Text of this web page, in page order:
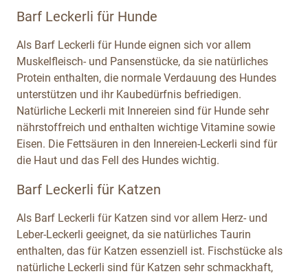
Barf Leckerli für Hunde
Als Barf Leckerli für Hunde eignen sich vor allem
Muskelfleisch- und Pansenstücke, da sie natürliches
Protein enthalten, die normale Verdauung des Hundes
unterstützen und ihr Kaubedürfnis befriedigen.
Natürliche Leckerli mit Innereien sind für Hunde sehr
nährstoffreich und enthalten wichtige Vitamine sowie
Eisen. Die Fettsäuren in den Innereien-Leckerli sind für
die Haut und das Fell des Hundes wichtig.
Barf Leckerli für Katzen
Als Barf Leckerli für Katzen sind vor allem Herz- und
Leber-Leckerli geeignet, da sie natürliches Taurin
enthalten, das für Katzen essenziell ist. Fischstücke als
natürliche Leckerli sind für Katzen sehr schmackhaft,